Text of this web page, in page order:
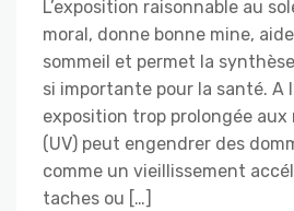
L’exposition raisonnable au
moral, donne bonne mine,
sommeil et permet la
si importante pour la santé. A
exposition trop prolongée
(UV) peut engendrer des
comme un vieillissement
taches ou […]